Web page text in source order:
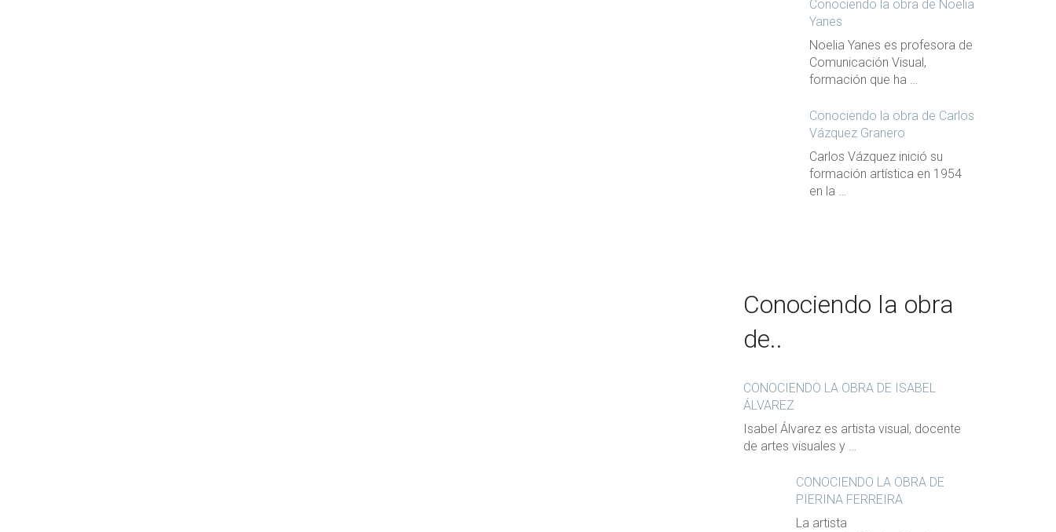
Conociendo la obra de Noelia
Yanes
Noelia Yanes es profesora de
Comunicación Visual,
formación que ha …
Conociendo la obra de Carlos
Vázquez Granero
Carlos Vázquez inició su
formación artística en 1954
en la …
Conociendo la obra
de..
CONOCIENDO LA OBRA DE ISABEL
ÁLVAREZ
Isabel Álvarez es artista visual, docente
de artes visuales y …
CONOCIENDO LA OBRA DE
PIERINA FERREIRA
La artista